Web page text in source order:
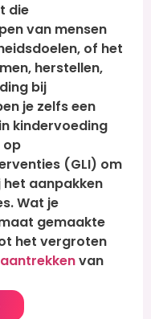
die
van mensen
of het
herstellen,
bij
je zelfs een
kindervoeding
op
(GLI) om
het aanpakken
Wat je
gemaakte
het vergroten
aantrekkenvan